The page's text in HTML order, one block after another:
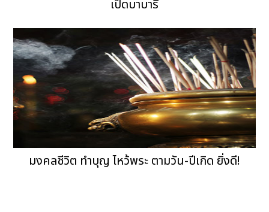
เป็ดบาบารี่
มงคลชีวิต ทำบุญ ไหว้พระ ตามวัน-ปีเกิด ยิ่งดี!